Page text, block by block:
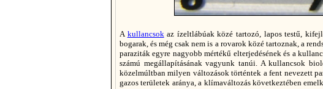
A kullancsok az ízeltlábúak közé tartozó, lapos testű,
bogarak, és még csak nem is a rovarok közé tartoznak, a
paraziták egyre nagyobb mértékű elterjedésének és a
számú megállapításának vagyunk tanúi. A kullancsok
közelmúltban milyen változások történtek a fent nevezett
gazos területek aránya, a klímaváltozás következtében